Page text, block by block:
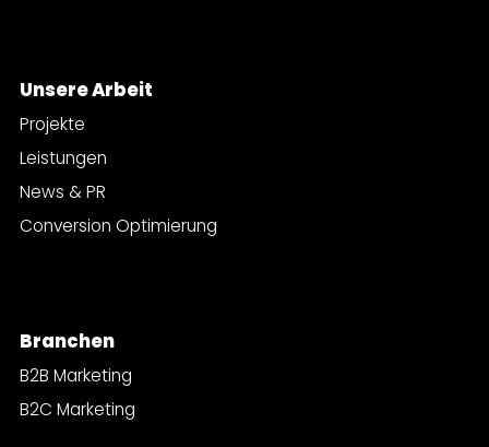
Unsere Arbeit
Projekte
Leistungen
News & PR
Conversion Optimierung
Branchen
B2B Marketing
B2C Marketing